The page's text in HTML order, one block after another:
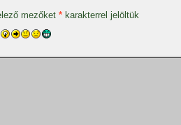
mezőket * karakterrel jelöltük